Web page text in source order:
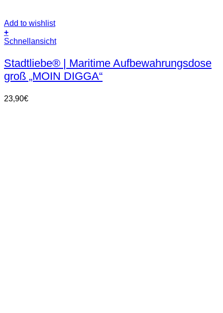
Add to wishlist
+
Schnellansicht
Stadtliebe® | Maritime Aufbewahrungsdose
groß „MOIN DIGGA“
23,90€